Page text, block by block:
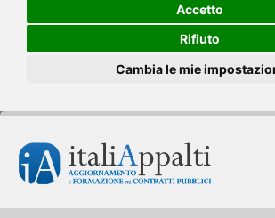
Accetto
Rifiuto
Cambia le mie